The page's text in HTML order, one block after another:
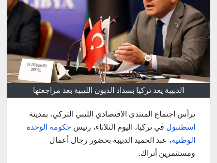
الدبيبة يعد تركيا بسداد الديون الليبية بعد مراجعتها
ترأس اجتماع المنتدى الاقتصادي الليبي التركي، بمدينة
اسطنبول في تركيا، اليوم الثلاثاء، رئيس حكومة الوحدة
الوطنية، عبد الحميد الدبيبة بحضور رجال أعمال
ومستثمرين أتراك.